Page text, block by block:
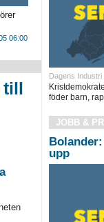
06:00
till
Dagens Industri
föder barn,
JOBB &
upp